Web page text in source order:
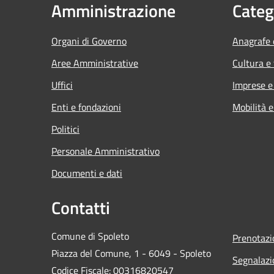
Amministrazione
Organi di Governo
Aree Amministrative
Uffici
Enti e fondazioni
Politici
Personale Amministrativo
Documenti e dati
Cultura
Imprese
Mobilità
Contatti
Comune di Spoleto
Piazza del Comune, 1 - 6049 - Spoleto
Codice Fiscale: 00316820547